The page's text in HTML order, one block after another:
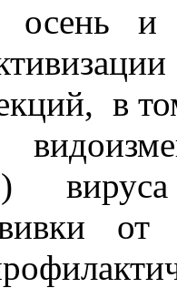
осень и
в
от